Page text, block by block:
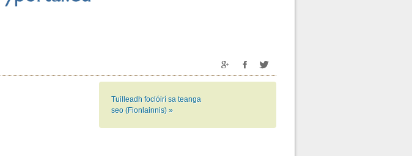
Tuilleadh foclóirí sa teanga
seo (Fionlainnis) »